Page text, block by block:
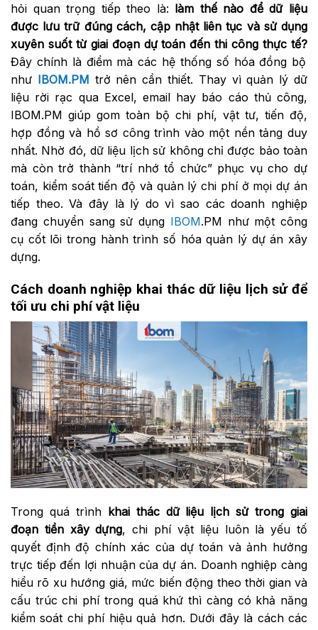
hỏi quan trọng tiếp theo là: làm thế nào để dữ liệu
được lưu trữ đúng cách, cập nhật liên tục và sử dụng
xuyên suốt từ giai đoạn dự toán đến thi công thực tế?
Đây chính là điểm mà các hệ thống số hóa đồng bộ
như IBOM.PM trở nên cần thiết. Thay vì quản lý dữ
liệu rời rạc qua Excel, email hay báo cáo thủ công,
IBOM.PM giúp gom toàn bộ chi phí, vật tư, tiến độ,
hợp đồng và hồ sơ công trình vào một nền tảng duy
nhất. Nhờ đó, dữ liệu lịch sử không chỉ được bảo toàn
mà còn trở thành “trí nhớ tổ chức” phục vụ cho dự
toán, kiểm soát tiến độ và quản lý chi phí ở mọi dự án
tiếp theo. Và đây là lý do vì sao các doanh nghiệp
đang chuyển sang sử dụng IBOM.PM như một công
cụ cốt lõi trong hành trình số hóa quản lý dự án xây
dựng.
Cách doanh nghiệp khai thác dữ liệu lịch sử để
tối ưu chi phí vật liệu
Trong quá trình khai thác dữ liệu lịch sử trong giai
đoạn tiền xây dựng, chi phí vật liệu luôn là yếu tố
quyết định độ chính xác của dự toán và ảnh hưởng
trực tiếp đến lợi nhuận của dự án. Doanh nghiệp càng
hiểu rõ xu hướng giá, mức biến động theo thời gian và
cấu trúc chi phí trong quá khứ thì càng có khả năng
kiểm soát chi phí hiệu quả hơn. Dưới đây là cách các